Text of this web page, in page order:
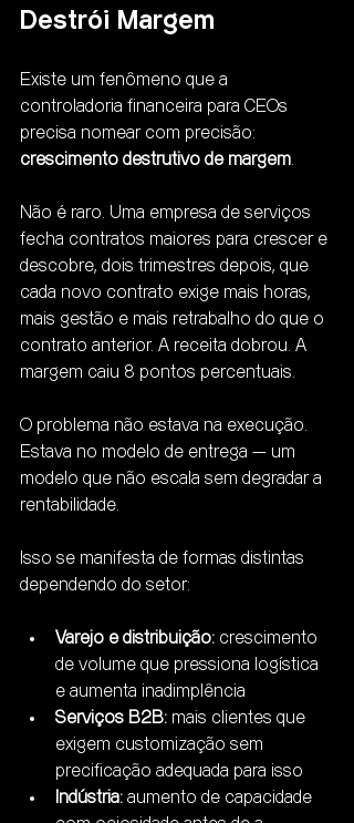
Destrói Margem
Existe um fenômeno que a
controladoria financeira para CEOs
precisa nomear com precisão:
crescimento destrutivo de margem.
Não é raro. Uma empresa de serviços
fecha contratos maiores para crescer e
descobre, dois trimestres depois, que
cada novo contrato exige mais horas,
mais gestão e mais retrabalho do que o
contrato anterior. A receita dobrou. A
margem caiu 8 pontos percentuais.
O problema não estava na execução.
Estava no modelo de entrega — um
modelo que não escala sem degradar a
rentabilidade.
Isso se manifesta de formas distintas
dependendo do setor:
Varejo e distribuição: crescimento
de volume que pressiona logística
e aumenta inadimplência
Serviços B2B: mais clientes que
exigem customização sem
precificação adequada para isso
Indústria: aumento de capacidade